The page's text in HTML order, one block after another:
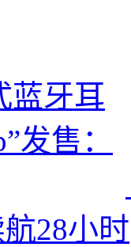
28小时